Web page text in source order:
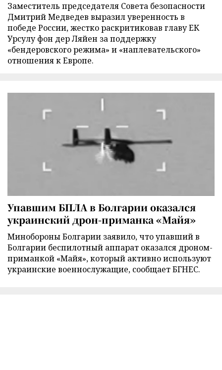
Заместитель председателя Совета безопасности
Дмитрий Медведев выразил уверенность в
победе России, жестко раскритиковав главу ЕК
Урсулу фон дер Ляйен за поддержку
«бендеровского режима» и «наплевательского»
отношения к Европе.
Упавшим БПЛА в Болгарии оказался
украинский дрон-приманка «Майя»
Минобороны Болгарии заявило, что упавший в
Болгарии беспилотный аппарат оказался дроном-
приманкой «Майя», который активно используют
украинские военнослужащие, сообщает БГНЕС.